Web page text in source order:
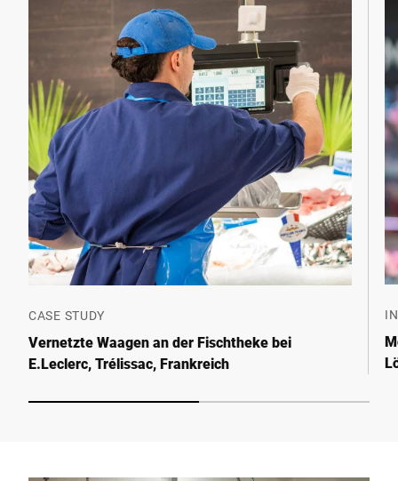
CASE STUDY
Vernetzte Waagen an der Fischtheke bei
E.Leclerc, Trélissac, Frankreich